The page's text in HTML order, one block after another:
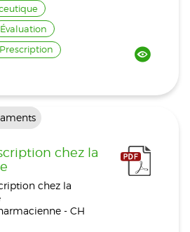
Évaluation
Prescription
chez la
chez la
- CH